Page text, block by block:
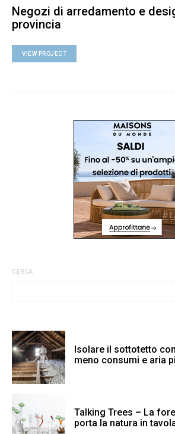
Negozi di arredamento e
provincia
VIEW PROJECT
CERCA
Isolare il sottotetto
meno consumi e aria
Talking Trees – La
porta la natura in